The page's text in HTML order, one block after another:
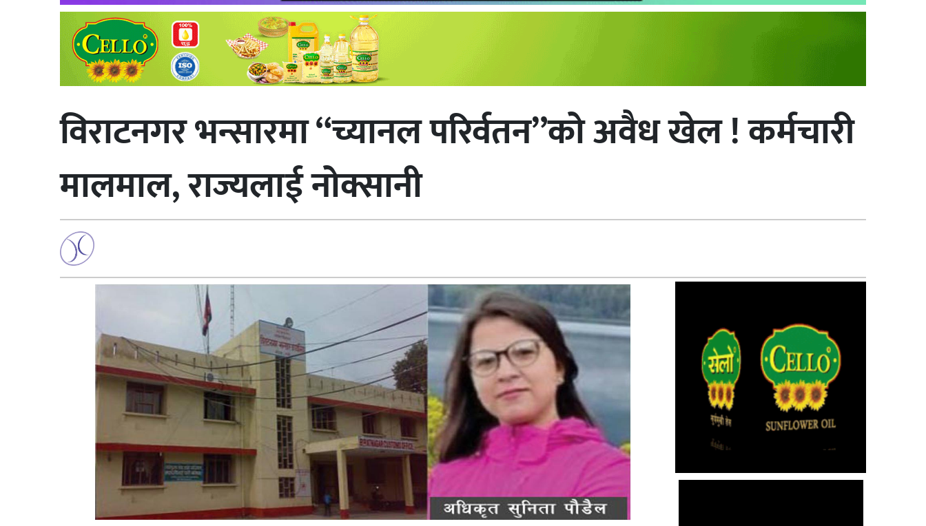
विराटनगर भन्सारमा “च्यानल परिर्वतन”को अवैध खेल ! कर्मचारी
मालमाल, राज्यलाई नोक्सानी